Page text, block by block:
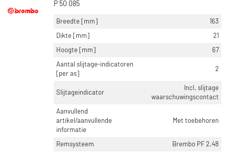
P 50 085
Breedte [mm]
163
Dikte [mm]
21
Hoogte [mm]
67
Aantal slijtage-indicatoren
[per as]
2
Slijtageindicator
Incl. slijtage
waarschuwingscontact
Aanvullend
artikel/aanvullende
informatie
Met toebehoren
Remsysteem
Brembo PF 2.48